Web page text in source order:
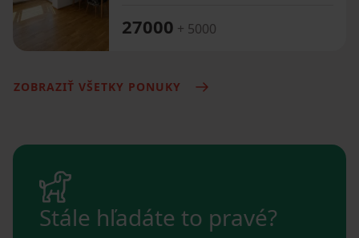
27000 + 5000
ZOBRAZIŤ VŠETKY PONUKY
Stále hľadáte to pravé?